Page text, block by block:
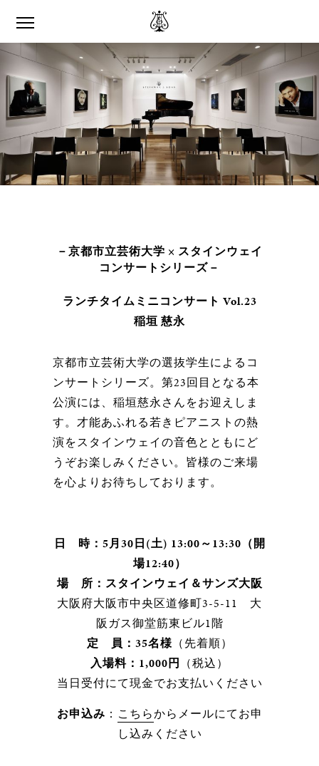
－京都市立芸術大学 × スタインウェイ
コンサートシリーズ－
ランチタイムミニコンサート Vol.23
稲垣 慈永
京都市立芸術大学の選抜学生によるコ
ンサートシリーズ。第23回目となる本
公演には、稲垣慈永さんをお迎えしま
す。才能あふれる若きピアニストの熱
演をスタインウェイの音色とともにど
うぞお楽しみください。皆様のご来場
を心よりお待ちしております。
日 時：5月30日(土) 13:00～13:30（開
場12:40）
場 所：スタインウェイ＆サンズ大阪
大阪府大阪市中央区道修町3-5-11 大
阪ガス御堂筋東ビル1階
定 員：35名様（先着順）
入場料：1,000円 （税込）
当日受付にて現金でお支払いください
お申込み ： こちらからメールにてお申
し込みください